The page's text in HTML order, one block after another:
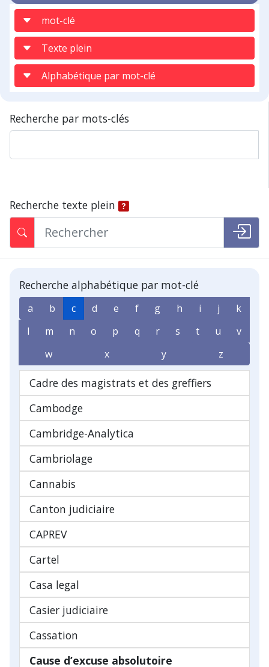
mot-clé
Texte plein
Alphabétique par mot-clé
Recherche par mots-clés
Recherche texte plein
Recherche alphabétique par mot-clé
a b c d e f g h i j
k
l
m n o p q r s t u
v
w
x y z
Cadre des magistrats et des greffiers
Cambodge
Cambridge-Analytica
Cambriolage
Cannabis
Canton judiciaire
CAPREV
Cartel
Casa legal
Casier judiciaire
Cassation
Cause d’excuse absolutoire